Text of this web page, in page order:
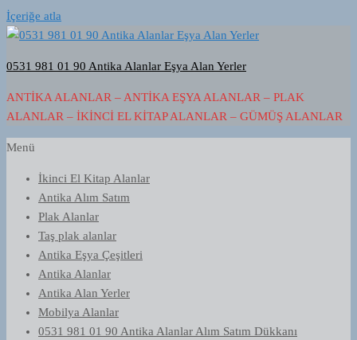
İçeriğe atla
0531 981 01 90 Antika Alanlar Eşya Alan Yerler
ANTIKA ALANLAR – ANTIKA EŞYA ALANLAR – PLAK
ALANLAR – İKINCI EL KITAP ALANLAR – GÜMÜŞ ALANLAR
Menü
İkinci El Kitap Alanlar
Antika Alım Satım
Plak Alanlar
Taş plak alanlar
Antika Eşya Çeşitleri
Antika Alanlar
Antika Alan Yerler
Mobilya Alanlar
0531 981 01 90 Antika Alanlar Alım Satım Dükkanı